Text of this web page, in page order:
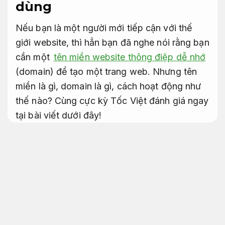
dùng
Nếu bạn là một người mới tiếp cận với thế
giới website, thì hẳn bạn đã nghe nói rằng bạn
cần một tên miền website thông điệp dễ nhớ
(domain) để tạo một trang web. Nhưng tên
miền là gì, domain là gì, cách hoạt động như
thế nào? Cùng cực kỳ Tốc Việt đánh giá ngay
tại bài viết dưới đây!